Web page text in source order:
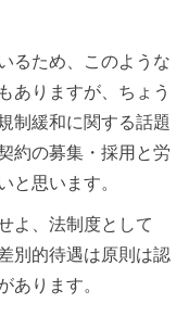
るため、このような
ありますが、ちょう
制緩和に関する話題
約の募集・採用と労
と思います。
よ、法制度として
別的待遇は原則は認
あります。